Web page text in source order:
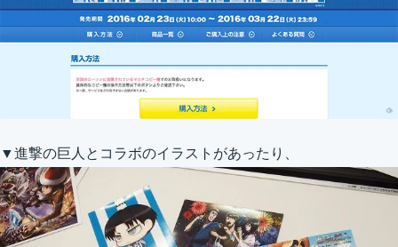
▼進撃の巨人とコラボのイラストがあったり、